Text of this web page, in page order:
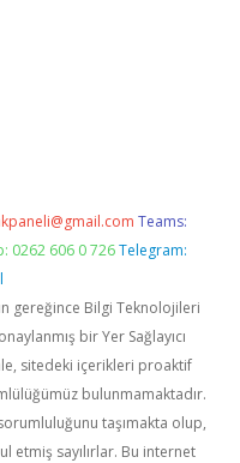
Teams:
0262 606 0 726 Telegram:
gereğince Bilgi Teknolojileri
bir Yer Sağlayıcı
sitedeki içerikleri proaktif
bulunmamaktadır.
taşımakta olup,
etmiş sayılırlar. Bu internet